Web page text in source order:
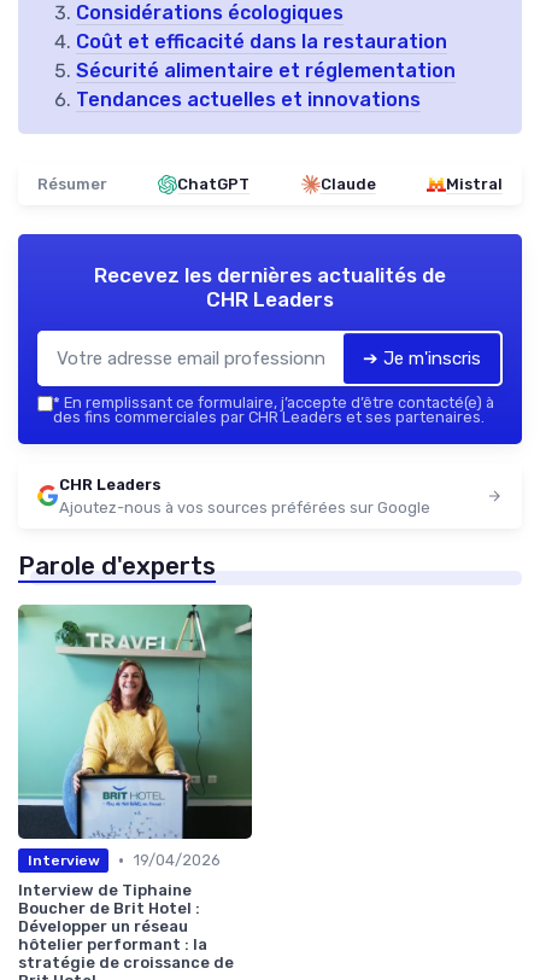
Considérations écologiques
Coût et efficacité dans la restauration
Sécurité alimentaire et réglementation
Tendances actuelles et innovations
Résumer ChatGPT Claude Mistral
Recevez les dernières actualités de
CHR Leaders
➔ Je m'inscris
* En remplissant ce formulaire, j’accepte d’être contacté(e) à
des fins commerciales par CHR Leaders et ses partenaires.
CHR Leaders
Ajoutez-nous à vos sources préférées sur Google
Parole d'experts
Interview • 19/04/2026
Interview de Tiphaine
Boucher de Brit Hotel :
Développer un réseau
hôtelier performant : la
stratégie de croissance de